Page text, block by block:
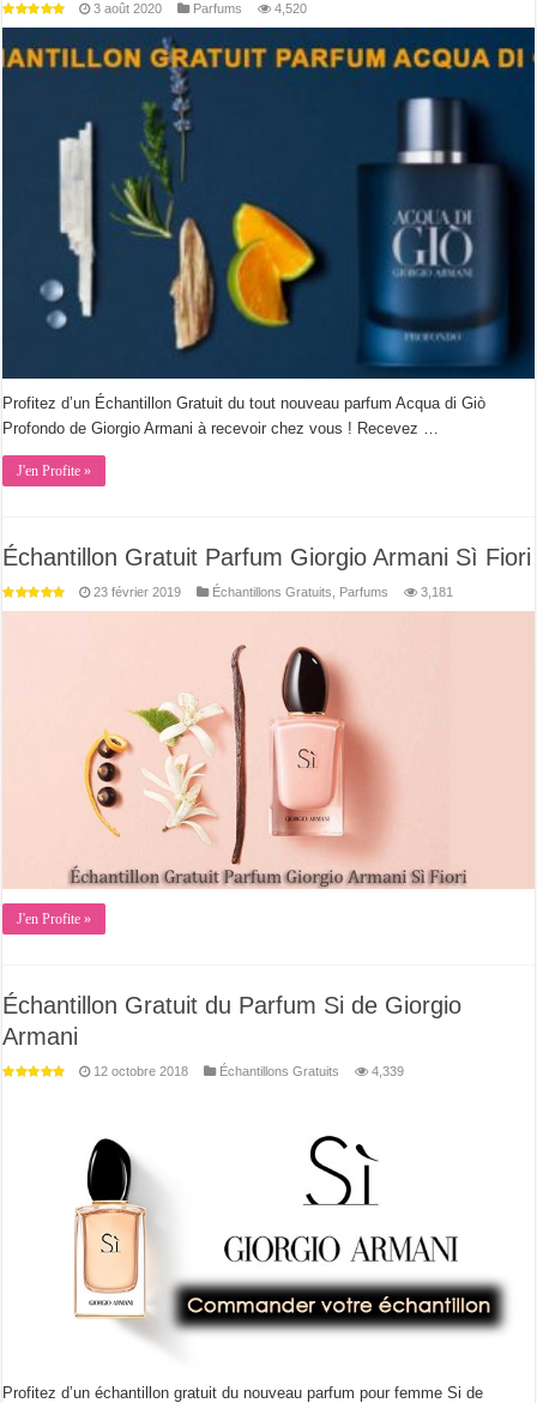
3 août 2020 Parfums 4,520
Profitez d’un Échantillon Gratuit du tout nouveau parfum Acqua di Giò
Profondo de Giorgio Armani à recevoir chez vous ! Recevez …
J'en Profite »
Échantillon Gratuit Parfum Giorgio Armani Sì Fiori
23 février 2019 Échantillons Gratuits Parfums 3,181
J'en Profite »
Échantillon Gratuit du Parfum Si de Giorgio
Armani
12 octobre 2018 Échantillons Gratuits 4,339
Profitez d’un échantillon gratuit du nouveau parfum pour femme Si de